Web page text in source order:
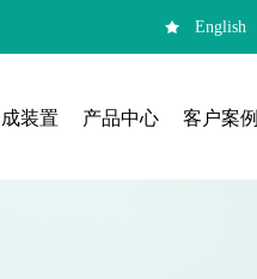
English
装置 产品中心 客户案例